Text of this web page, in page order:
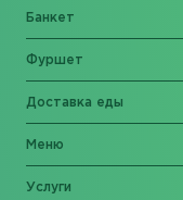
Банкет
Фуршет
Доставка еды
Меню
Услуги